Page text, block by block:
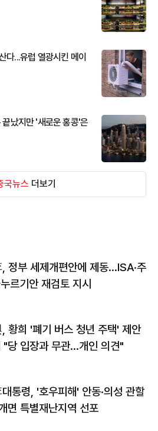
다...유럽 열광시킨 메이
났지만 '새로운 홍콩'은
국뉴스 더보기
정부 세제개편안에 제동…ISA·주
르기안 재검토 지시
황희 '폐기 버스 청년 주택' 제안
"당 입장과 무관…개인 의견"
통령, '호우피해' 안동·의성 관할
면 특별재난지역 선포